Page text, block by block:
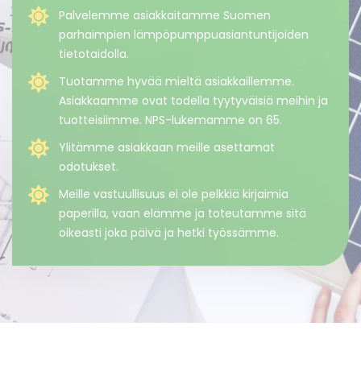
Palvelemme asiakkaitamme Suomen
parhaimpien lämpöpumppuasiantuntijoiden
tietotaidolla.
Tuotamme hyvää mieltä asiakkaillemme.
Asiakkaamme ovat todella tyytyväisiä meihin ja
tuotteisiimme. NPS-lukemamme on 65.
Ylitämme asiakkaan meille asettamat
odotukset.
Meille vastuullisuus ei ole pelkkiä kirjaimia
paperilla, vaan elämme ja toteutamme sitä
oikeasti joka päivä ja hetki työssämme.